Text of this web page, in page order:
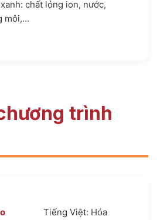
chất lỏng ion, nước,
môi,…
trình
Tiếng Việt: Hóa